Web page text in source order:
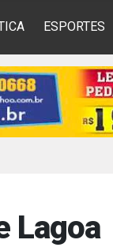
ESPORTES
Lagoa